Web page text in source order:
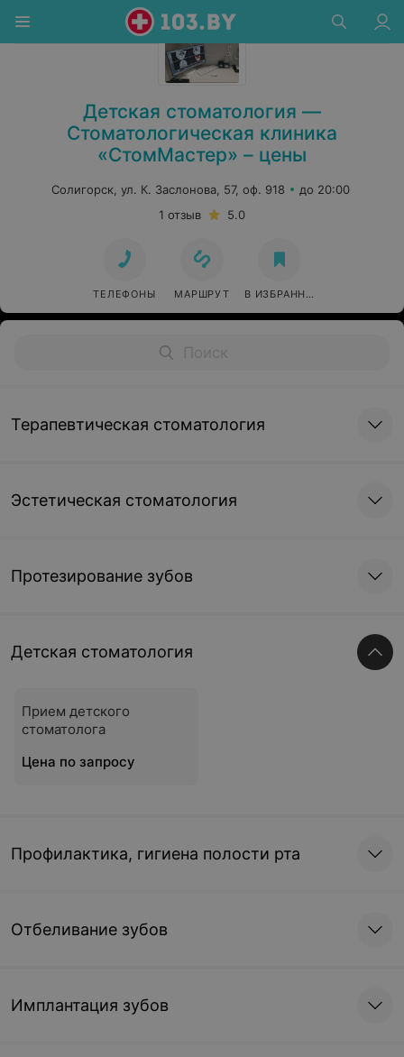
Стоматология в Солигорске
Детская стоматология —
Стоматологическая клиника
«СтомМастер» – цены
Солигорск, ул. К. Заслонова, 57, оф. 918
до 20:00
1 отзыв
5.0
ТЕЛЕФОНЫ МАРШРУТ В ИЗБРАННОЕ
Терапевтическая стоматология
Эстетическая стоматология
Протезирование зубов
Детская стоматология
Прием детского
стоматолога
Цена по запросу
Профилактика, гигиена полости рта
Отбеливание зубов
Имплантация зубов